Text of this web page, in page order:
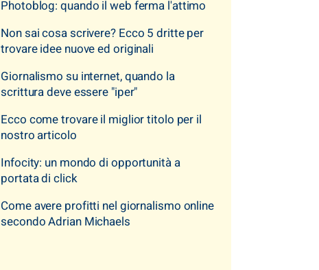
Photoblog: quando il web ferma l'attimo
Non sai cosa scrivere? Ecco 5 dritte per
trovare idee nuove ed originali
Giornalismo su internet, quando la
scrittura deve essere "iper"
Ecco come trovare il miglior titolo per il
nostro articolo
Infocity: un mondo di opportunità a
portata di click
Come avere profitti nel giornalismo online
secondo Adrian Michaels